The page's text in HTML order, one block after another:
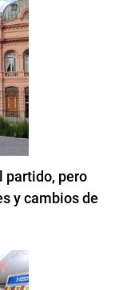
partido, pero
y cambios de